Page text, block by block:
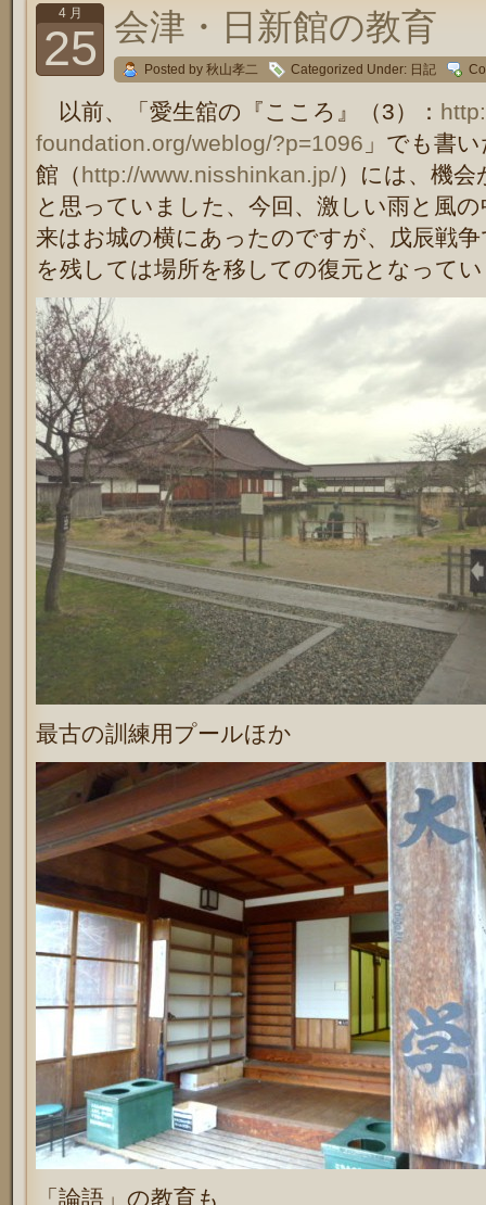
4 月
25 会津・日新館の教育
Posted by 秋山孝二 Categorized Under: 日記
以前、「愛生舘の『こころ』（3）：
foundation.org/weblog/?p=1096 」でも書
館（http://www.nisshinkan.jp/）には、機
と思っていました、今回、激しい雨と風
来はお城の横にあったのですが、戊辰戦
を残しては場所を移しての復元となって
最古の訓練用プールほか
「論語」の教育も